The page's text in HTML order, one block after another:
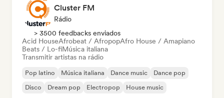
Cluster FM
Rádio
> 3500 feedbacks enviados
Acid HouseAfrobeat / AfropopAfro House / Amapiano
Beats / Lo-fiMúsica italiana
Transmitir artistas na rádio
Pop latino Música italiana Dance music
Dance pop
Disco
Dream pop Electropop House music